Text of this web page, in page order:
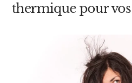
thermique pour vos